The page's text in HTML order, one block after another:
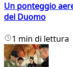
Un ponteggio
del Duomo
1 min di lettura